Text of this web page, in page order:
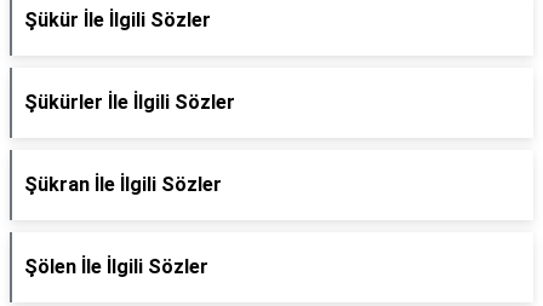
Şükür İle İlgili Sözler
Şükürler İle İlgili Sözler
Şükran İle İlgili Sözler
Şölen İle İlgili Sözler